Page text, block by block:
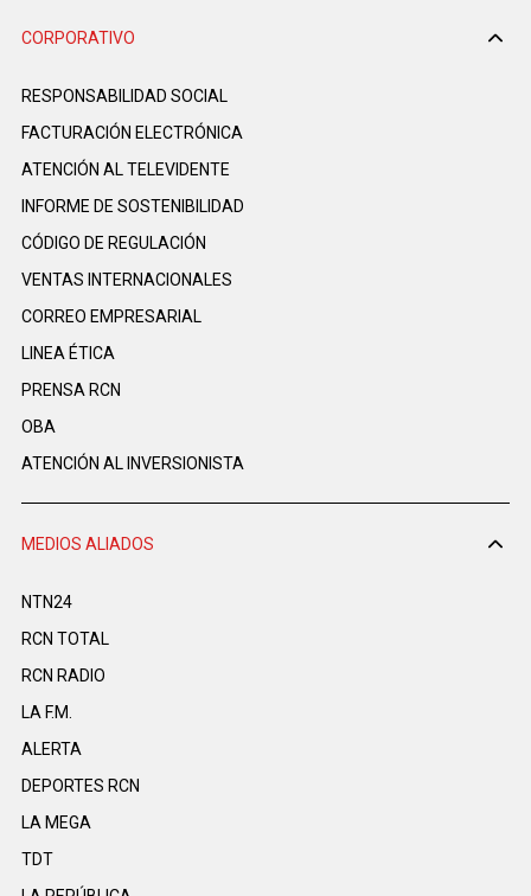
CORPORATIVO
RESPONSABILIDAD SOCIAL
FACTURACIÓN ELECTRÓNICA
ATENCIÓN AL TELEVIDENTE
INFORME DE SOSTENIBILIDAD
CÓDIGO DE REGULACIÓN
VENTAS INTERNACIONALES
CORREO EMPRESARIAL
LINEA ÉTICA
PRENSA RCN
OBA
ATENCIÓN AL INVERSIONISTA
MEDIOS ALIADOS
NTN24
RCN TOTAL
RCN RADIO
LA F.M.
ALERTA
DEPORTES RCN
LA MEGA
TDT